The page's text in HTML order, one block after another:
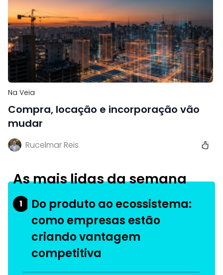
Na Veia
Compra, locação e incorporação vão
mudar
Rucelmar Reis
As mais lidas da semana
1
Do produto ao ecossistema:
como empresas estão
criando vantagem
competitiva